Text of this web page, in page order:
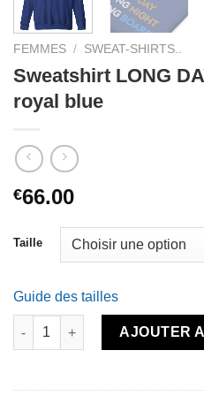
FEMMES / SWEAT-SHIRTS..
Sweatshirt LONG
royal blue
€66.00
Taille
Guide des tailles
quantité de Sweatshirt LONG
AJOUTER